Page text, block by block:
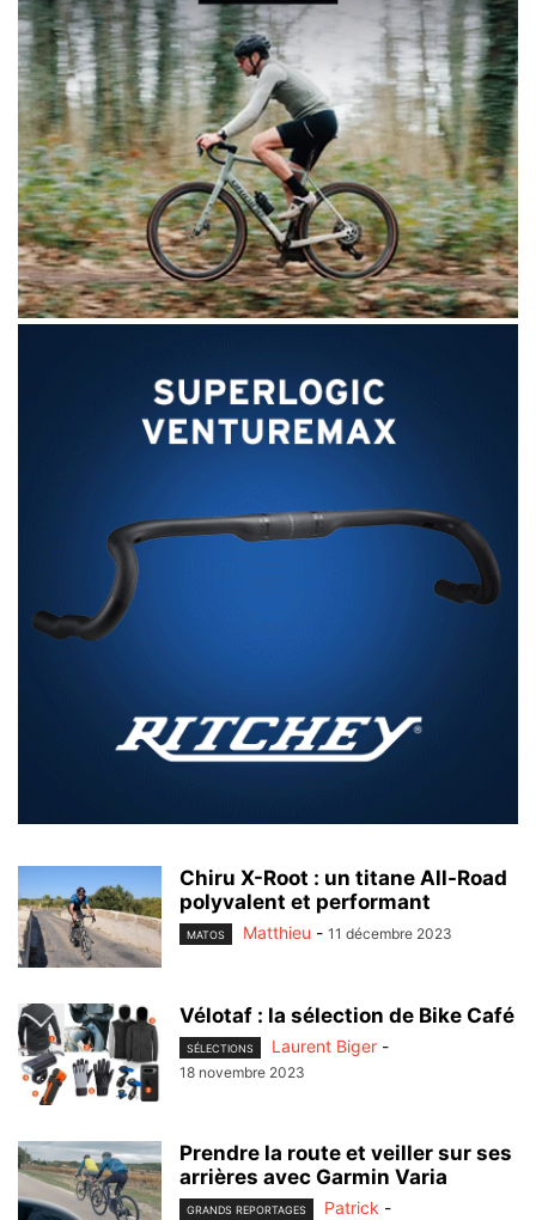
Chiru X-Root : un titane All-Road
polyvalent et performant
MATOS Matthieu - 11 décembre 2023
Vélotaf : la sélection de Bike Café
SÉLECTIONS Laurent Biger -
18 novembre 2023
Prendre la route et veiller sur ses
arrières avec Garmin Varia
GRANDS REPORTAGES Patrick -